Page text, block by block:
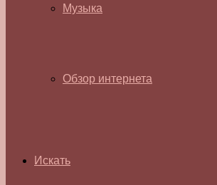
Музыка
Обзор интернета
Искать